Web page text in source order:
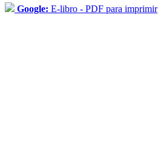
Google: E-libro - PDF para imprimir